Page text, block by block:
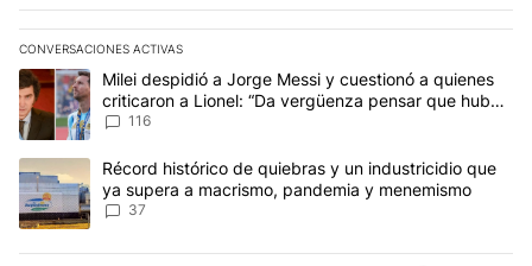
CONVERSACIONES ACTIVAS
Este listado muestra los artículos con más comentarios en los
Un artículo de tendencia con el título "Milei despidió a Jorge
Milei despidió a Jorge Messi y cuestionó a quienes
criticaron a Lionel: “Da vergüenza pensar que hubo
anti-Messi”
116
Un artículo de tendencia con el título "Récord histórico de
Récord histórico de quiebras y un industricidio que
ya supera a macrismo, pandemia y menemismo
37